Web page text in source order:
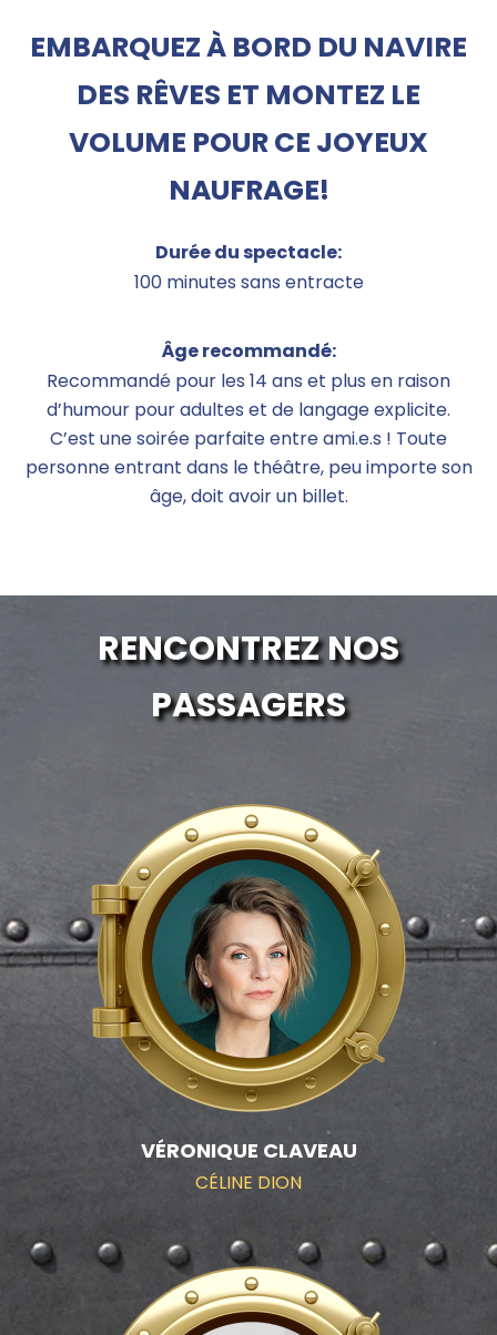
EMBARQUEZ À BORD DU NAVIRE
DES RÊVES ET MONTEZ LE
VOLUME POUR CE JOYEUX
NAUFRAGE!
Durée du spectacle:
100 minutes sans entracte
Âge recommandé:
Recommandé pour les 14 ans et plus en raison
d’humour pour adultes et de langage explicite.
C’est une soirée parfaite entre ami.e.s ! Toute
personne entrant dans le théâtre, peu importe son
âge, doit avoir un billet.
RENCONTREZ NOS
PASSAGERS
VÉRONIQUE CLAVEAU
CÉLINE DION